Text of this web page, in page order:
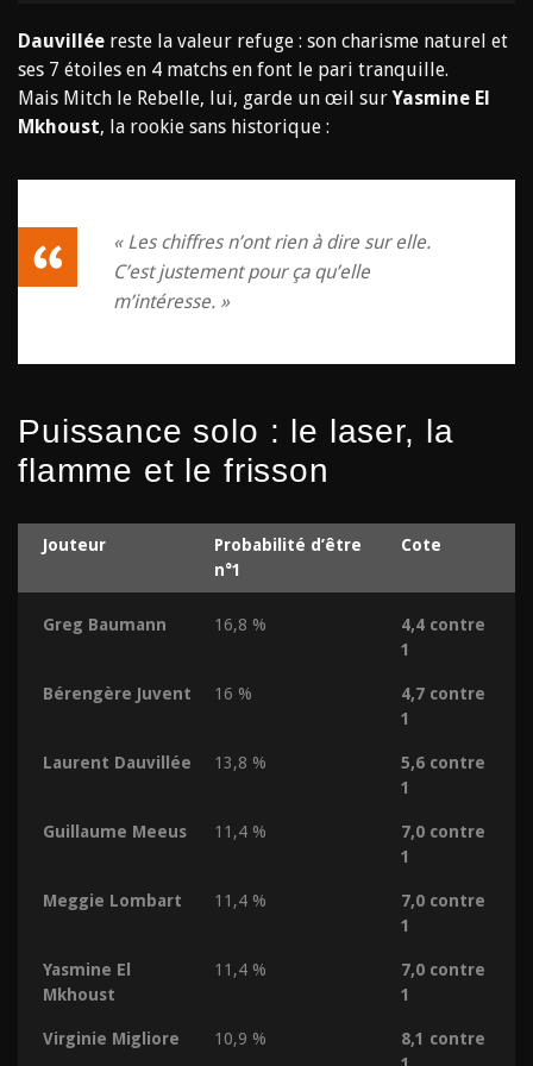
Dauvillée reste la valeur refuge : son charisme naturel et
ses 7 étoiles en 4 matchs en font le pari tranquille.
Mais Mitch le Rebelle, lui, garde un œil surYasmine El
Mkhoust, la rookie sans historique :
« Les chiffres n’ont rien à dire sur elle.
C’est justement pour ça qu’elle
m’intéresse. »
Puissance solo : le laser, la
flamme et le frisson
Jouteur
Probabilité d’être
n°1
Cote
Greg Baumann 16,8 %
4,4 contre
1
Bérengère Juvent 16 %
4,7 contre
1
Laurent Dauvillée 13,8 %
5,6 contre
1
Guillaume Meeus 11,4 %
7,0 contre
1
Meggie Lombart 11,4 %
7,0 contre
1
Yasmine El
Mkhoust
11,4 %
7,0 contre
1
Virginie Migliore 10,9 %
8,1 contre